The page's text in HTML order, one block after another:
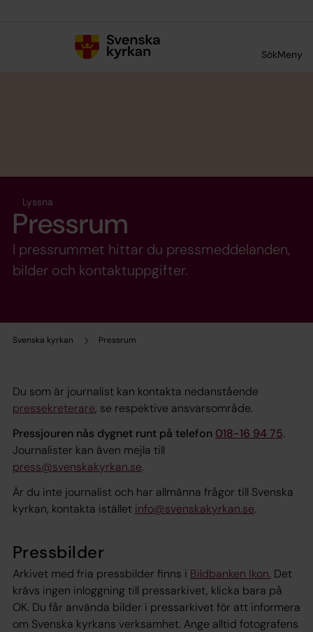
SökMeny
Svenska kyrkan Pressrum
Lyssna
Pressrum
I pressrummet hittar du pressmeddelanden,
bilder och kontaktuppgifter.
Du som är journalist kan kontakta nedanstående
pressekreterare, se respektive ansvarsområde.
Pressjouren nås dygnet runt på telefon 018-16 94 75.
Journalister kan även mejla till
press@svenskakyrkan.se.
Är du inte journalist och har allmänna frågor till Svenska
kyrkan, kontakta istället info@svenskakyrkan.se.
Pressbilder
Arkivet med fria pressbilder finns i Bildbanken Ikon. Det
krävs ingen inloggning till pressarkivet, klicka bara på
OK. Du får använda bilder i pressarkivet för att informera
om Svenska kyrkans verksamhet. Ange alltid fotografens